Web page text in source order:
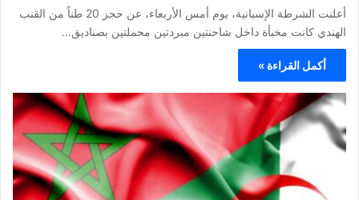
أعلنت الشرطة الإسبانية، يوم أمس الأربعاء، عن حجز 20 طناً من القنب
الهندي كانت مخبأة داخل شاحنتين مبردتين محملتين بصناديق…
أكمل القراءة »